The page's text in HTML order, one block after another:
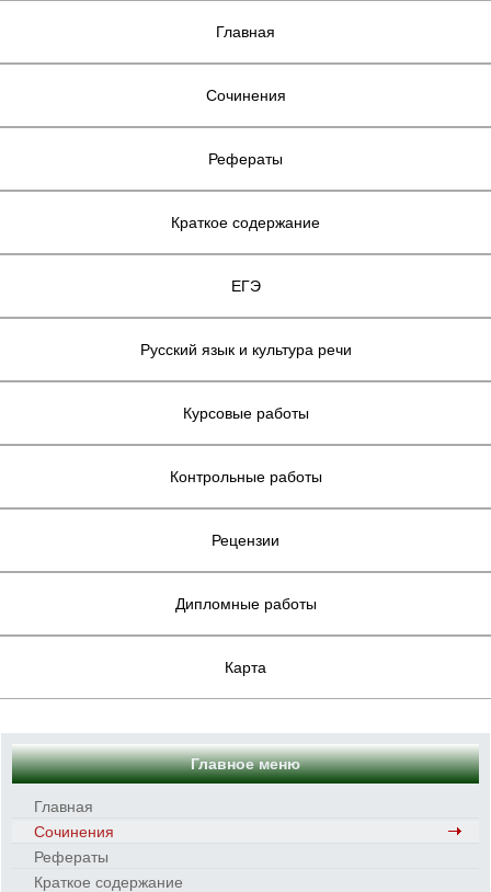
Главная
Сочинения
Рефераты
Краткое содержание
ЕГЭ
Русский язык и культура речи
Курсовые работы
Контрольные работы
Рецензии
Дипломные работы
Карта
Главное меню
Главная
Сочинения
Рефераты
Краткое содержание